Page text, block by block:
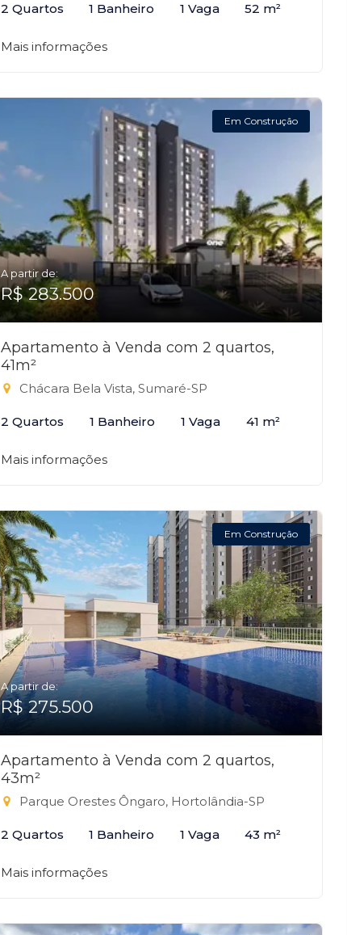
2 Quartos 1 Banheiro 1 Vaga 52 m²
Mais informações
Em Construção
A partir de:
R$ 283.500
Apartamento à Venda com 2 quartos,
41m²
Chácara Bela Vista, Sumaré-SP
2 Quartos 1 Banheiro 1 Vaga 41 m²
Mais informações
Em Construção
A partir de:
R$ 275.500
Apartamento à Venda com 2 quartos,
43m²
Parque Orestes Ôngaro, Hortolândia-SP
2 Quartos 1 Banheiro 1 Vaga 43 m²
Mais informações